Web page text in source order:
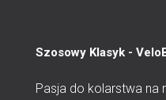
Szosowy Klasyk -
Pasja do kolarstwa na